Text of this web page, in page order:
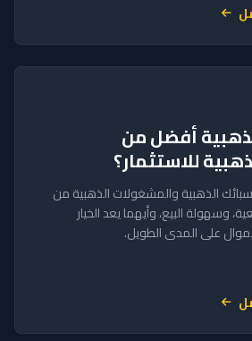
أفضل من
للاستثمار؟
الذهبية والمشغولات الذهبية من
وسهولة البيع، وأيهما يعد الخيار
على المدى الطويل.